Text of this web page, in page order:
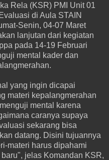
Rela (KSR) PMI Unit 01
di Aula STAIN
Senin, 04-07 Maret
lanjutan dari kegiatan
pada 14-19 Februari
mental kader dan
yang ingin dicapai
materi kepalangmerahan
mental karena
caranya supaya
sekarang bisa
datang. Disini tujuannya
materi harus dipahami
jelas Komandan KSR,